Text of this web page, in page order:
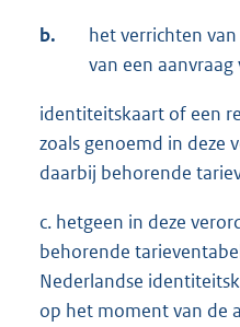
b.
het verrichten
van een
identiteitskaart of een
zoals genoemd in deze
daarbij behorende
c. hetgeen in deze
behorende
Nederlandse
op het moment van de